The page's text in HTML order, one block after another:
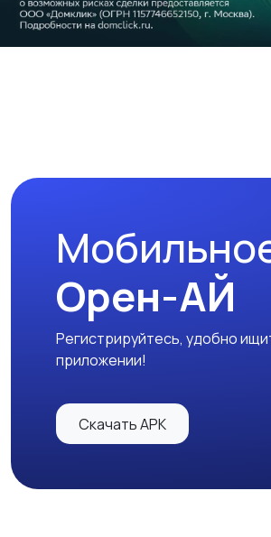
Орен-АЙ
Регистрируйтесь, удобно
приложении!
Скачать APK